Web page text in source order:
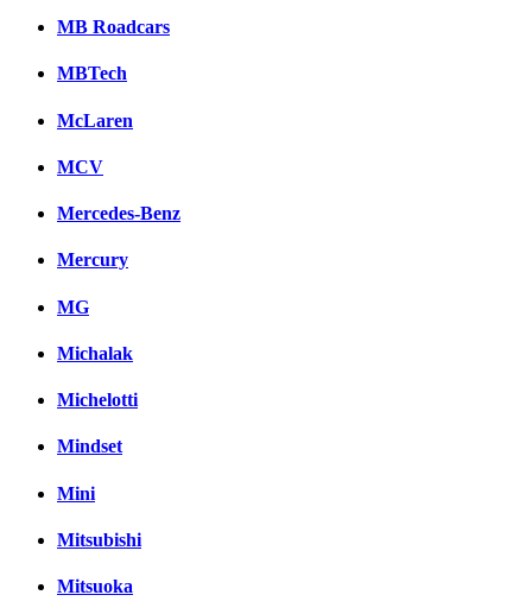
MB Roadcars
MBTech
McLaren
MCV
Mercedes-Benz
Mercury
MG
Michalak
Michelotti
Mindset
Mini
Mitsubishi
Mitsuoka